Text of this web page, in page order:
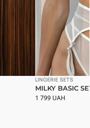
LINGERIE SETS
MILKY BASIC
1 799 UAH